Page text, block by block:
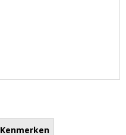
Kenmerken